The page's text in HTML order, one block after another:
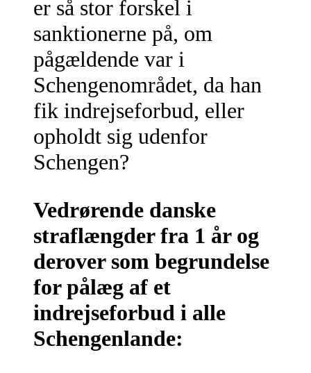
er så stor forskel i
sanktionerne på, om
pågældende var i
Schengenområdet, da han
fik indrejseforbud, eller
opholdt sig udenfor
Schengen?
Vedrørende danske
straflængder fra 1 år og
derover som begrundelse
for pålæg af et
indrejseforbud i alle
Schengenlande: